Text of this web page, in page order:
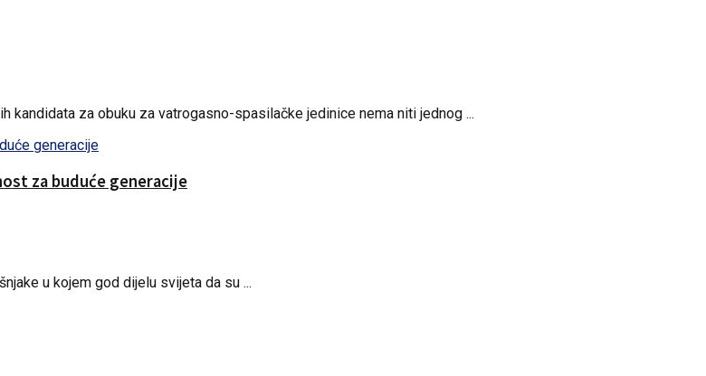
za obuku za vatrogasno-spasilačke jedinice nema niti jednog ...
za buduće generacije
u kojem god dijelu svijeta da su ...